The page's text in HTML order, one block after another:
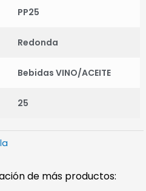
PP25
Redonda
Bebidas VINO/ACEITE
25
de más productos: